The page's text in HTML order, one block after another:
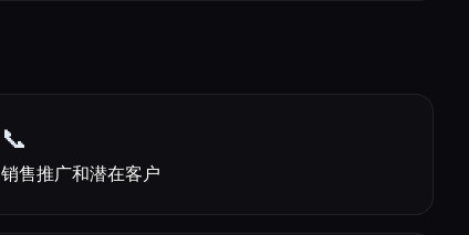
📞
销售推广和潜在客户